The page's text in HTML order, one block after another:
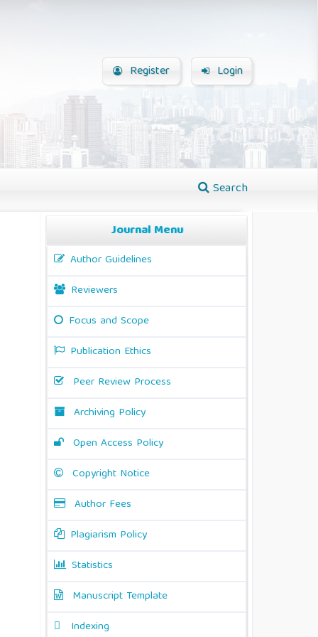
Search
Register Login
Journal Menu
Author Guidelines
Reviewers
Focus and Scope
Publication Ethics
Peer Review Process
Archiving Policy
Open Access Policy
Copyright Notice
Author Fees
Plagiarism Policy
Statistics
Manuscript Template
Indexing